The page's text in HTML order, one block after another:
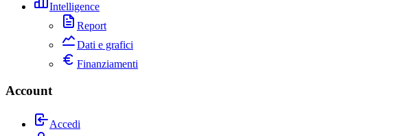
Intelligence
Report
Dati e grafici
Finanziamenti
Account
Accedi